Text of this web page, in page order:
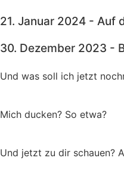
21. Januar 2024 - Auf
30. Dezember 2023 -
Und was soll ich jetzt
Mich ducken? So etwa?
Und jetzt zu dir schauen?